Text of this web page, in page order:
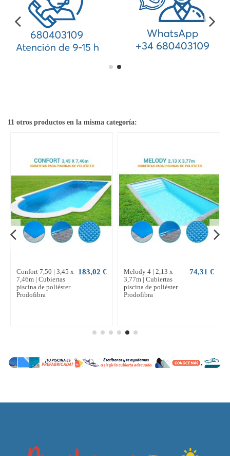
11 otros productos en la misma categoría:
Confort 7,50 | 3,45 x
7,46m | Cubiertas
piscina de poliéster
Prodofibra
183,02 €
Melody 4 | 2,13 x
3,77m | Cubiertas
piscina de poliéster
Prodofibra
74,31 €